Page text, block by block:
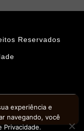
Reservados
experiência e
navegando, você
Privacidade.